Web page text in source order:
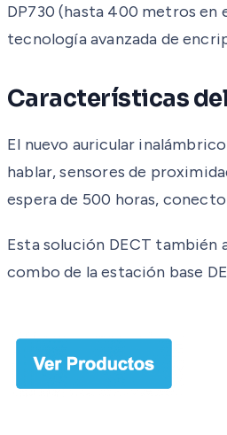
DP730 (hasta 400 metros
tecnología avanzada de
Características
El nuevo auricular
hablar, sensores de
espera de 500 horas,
Esta solución DECT
combo de la estación base